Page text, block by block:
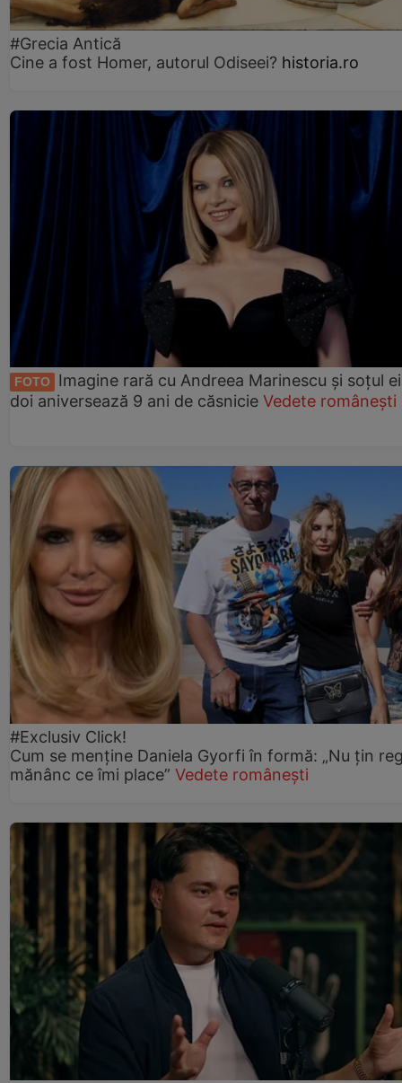
#Grecia Antică
Cine a fost Homer, autorul Odiseei? historia.ro
FOTO
Imagine rară cu Andreea Marinescu și soțul
doi aniversează 9 ani de căsnicie Vedete românești
#Exclusiv Click!
Cum se menține Daniela Gyorfi în formă: „Nu țin
mănânc ce îmi place” Vedete românești